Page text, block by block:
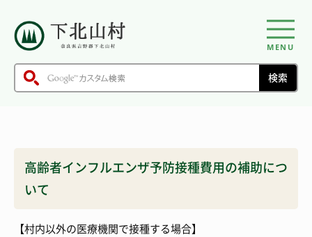
MENU
高齢者インフルエンザ予防接種費用の補助につ
いて
【村内以外の医療機関で接種する場合】